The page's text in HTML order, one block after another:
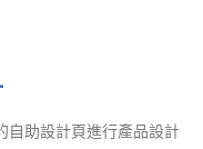
自助設計頁進行產品設計